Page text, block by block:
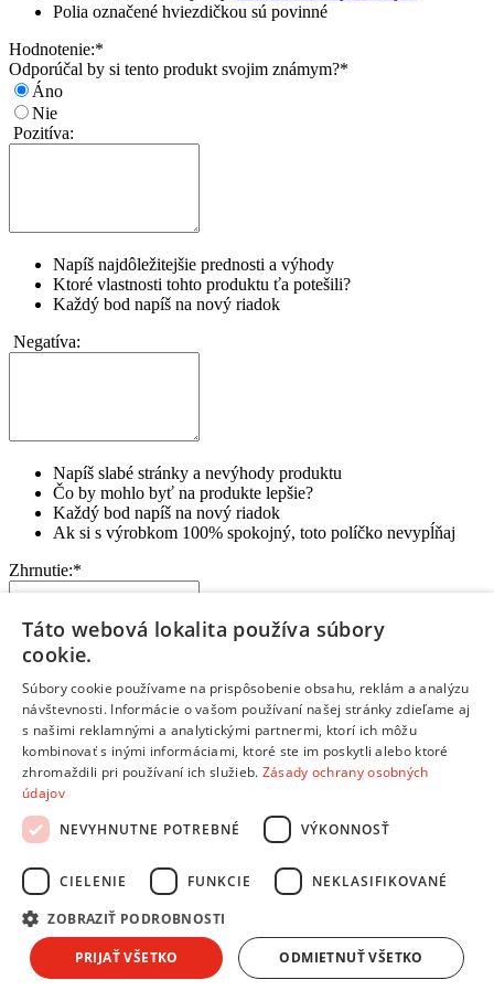
Polia označené hviezdičkou sú povinné
Hodnotenie:*
Odporúčal by si tento produkt svojim známym?*
Áno
Nie
Pozitíva:
Napíš najdôležitejšie prednosti a výhody
Ktoré vlastnosti tohto produktu ťa potešili?
Každý bod napíš na nový riadok
Negatíva:
Napíš slabé stránky a nevýhody produktu
Čo by mohlo byť na produkte lepšie?
Každý bod napíš na nový riadok
Ak si s výrobkom 100% spokojný, toto políčko nevypĺňaj
Zhrnutie:*
Kúpil by si si tento produkt znova? Alebo by si zvažoval iný?
Prečo?
Aký je tvoj celkový pocit z používania produktu?
Na čo je potrebné pri kúpe myslieť?
Pre akého zákazníka je tento produkt vhodný?
Odoslať hodnotenie
Ďakujeme, tvoje hodnotenie bolo odoslané.
Produkty z tejto série
Tescoma FEELWOOD
Na objednávku
Táto webová lokalita používa súbory
cookie.
Súbory cookie používame na prispôsobenie obsahu, reklám a analýzu
návštevnosti. Informácie o vašom používaní našej stránky zdieľame aj
s našimi reklamnými a analytickými partnermi, ktorí ich môžu
kombinovať s inými informáciami, ktoré ste im poskytli alebo ktoré
zhromaždili pri používaní ich služieb. Zásady ochrany osobných
údajov
NEVYHNUTNE POTREBNÉ
VÝKONNOSŤ
CIELENIE FUNKCIE NEKLASIFIKOVANÉ
ZOBRAZIŤ PODROBNOSTI
PRIJAŤ VŠETKO ODMIETNUŤ VŠETKO